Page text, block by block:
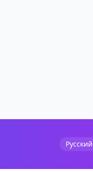
Русский